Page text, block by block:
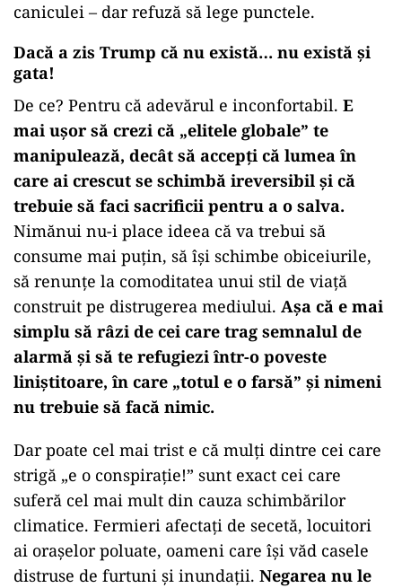
caniculei – dar refuză să lege punctele.
Dacă a zis Trump că nu există… nu există și
gata!
De ce? Pentru că adevărul e inconfortabil. E
mai ușor să crezi că „elitele globale” te
manipulează, decât să accepți că lumea în
care ai crescut se schimbă ireversibil și că
trebuie să faci sacrificii pentru a o salva.
Nimănui nu-i place ideea că va trebui să
consume mai puțin, să își schimbe obiceiurile,
să renunțe la comoditatea unui stil de viață
construit pe distrugerea mediului. Așa că e mai
simplu să râzi de cei care trag semnalul de
alarmă și să te refugiezi într-o poveste
liniștitoare, în care „totul e o farsă” și nimeni
nu trebuie să facă nimic.
Dar poate cel mai trist e că mulți dintre cei care
strigă „e o conspirație!” sunt exact cei care
suferă cel mai mult din cauza schimbărilor
climatice. Fermieri afectați de secetă, locuitori
ai orașelor poluate, oameni care își văd casele
distruse de furtuni și inundații. Negarea nu le